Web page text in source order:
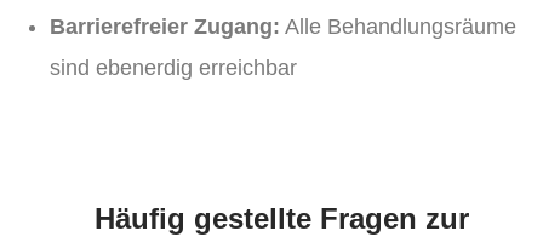
Barrierefreier Zugang: Alle Behandlungsräume
sind ebenerdig erreichbar
Häufig gestellte Fragen zur